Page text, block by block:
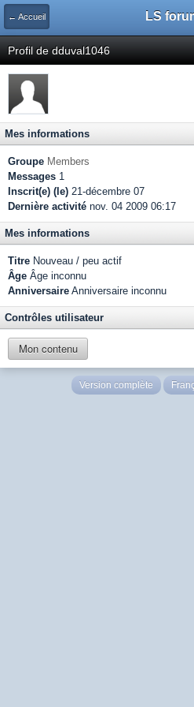
← Accueil LS
Profil de dduval1046
Mes informations
Groupe Members
Messages 1
Inscrit(e) (le) 21-décembre 07
Dernière activité nov. 04 2009 06:17
Mes informations
Titre Nouveau / peu actif
Âge Âge inconnu
Anniversaire Anniversaire inconnu
Contrôles utilisateur
Mon contenu
Version complète